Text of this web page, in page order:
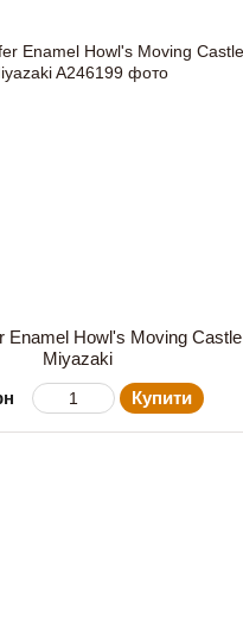
Enamel Howl's Moving Castle
Miyazaki
Купити